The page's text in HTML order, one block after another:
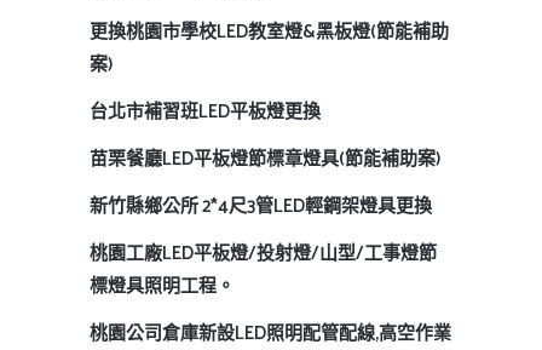
更換桃園市學校LED教室燈&黑板燈(節能補助
案)
台北市補習班LED平板燈更換
苗栗餐廳LED平板燈節標章燈具(節能補助案)
新竹縣鄉公所 2*4尺3管LED輕鋼架燈具更換
桃園工廠LED平板燈/投射燈/山型/工事燈節
標燈具照明工程。
桃園公司倉庫新設LED照明配管配線,高空作業